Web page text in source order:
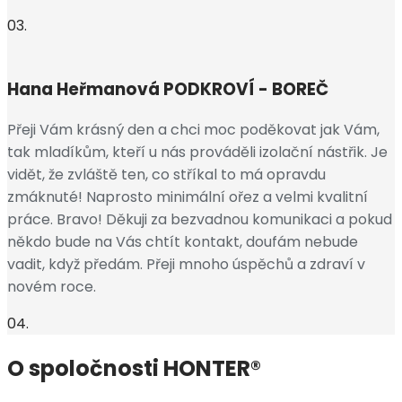
03.
Hana Heřmanová PODKROVÍ - BOREČ
Přeji Vám krásný den a chci moc poděkovat jak Vám,
tak mladíkům, kteří u nás prováděli izolační nástřik. Je
vidět, že zvláště ten, co stříkal to má opravdu
zmáknuté! Naprosto minimální ořez a velmi kvalitní
práce. Bravo! Děkuji za bezvadnou komunikaci a pokud
někdo bude na Vás chtít kontakt, doufám nebude
vadit, když předám. Přeji mnoho úspěchů a zdraví v
novém roce.
04.
O spoločnosti HONTER®